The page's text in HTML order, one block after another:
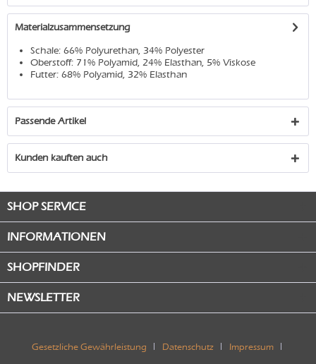
Materialzusammensetzung
Schale: 66% Polyurethan, 34% Polyester
Oberstoff: 71% Polyamid, 24% Elasthan, 5% Viskose
Futter: 68% Polyamid, 32% Elasthan
Passende Artikel
Kunden kauften auch
SHOP SERVICE
INFORMATIONEN
SHOPFINDER
NEWSLETTER
Gesetzliche Gewährleistung Datenschutz Impressum